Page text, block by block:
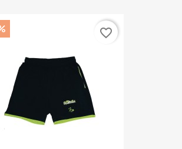
favorite_border